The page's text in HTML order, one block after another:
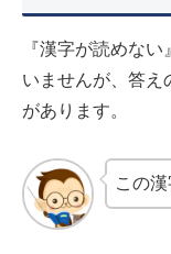
『漢字が読めな
いませんが、答え
があります。
この